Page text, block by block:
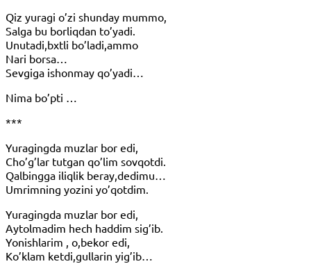
Qiz yuragi o’zi shunday mummo,
Salga bu borliqdan to’yadi.
Unutadi,bxtli bo’ladi,ammo
Nari borsa…
Sevgiga ishonmay qo’yadi…
Nima bo’pti …
***
Yuragingda muzlar bor edi,
Cho’g’lar tutgan qo’lim sovqotdi.
Qalbingga iliqlik beray,dedimu…
Umrimning yozini yo’qotdim.
Yuragingda muzlar bor edi,
Aytolmadim hech haddim sig’ib.
Yonishlarim , o,bekor edi,
Ko’klam ketdi,gullarin yig’ib…